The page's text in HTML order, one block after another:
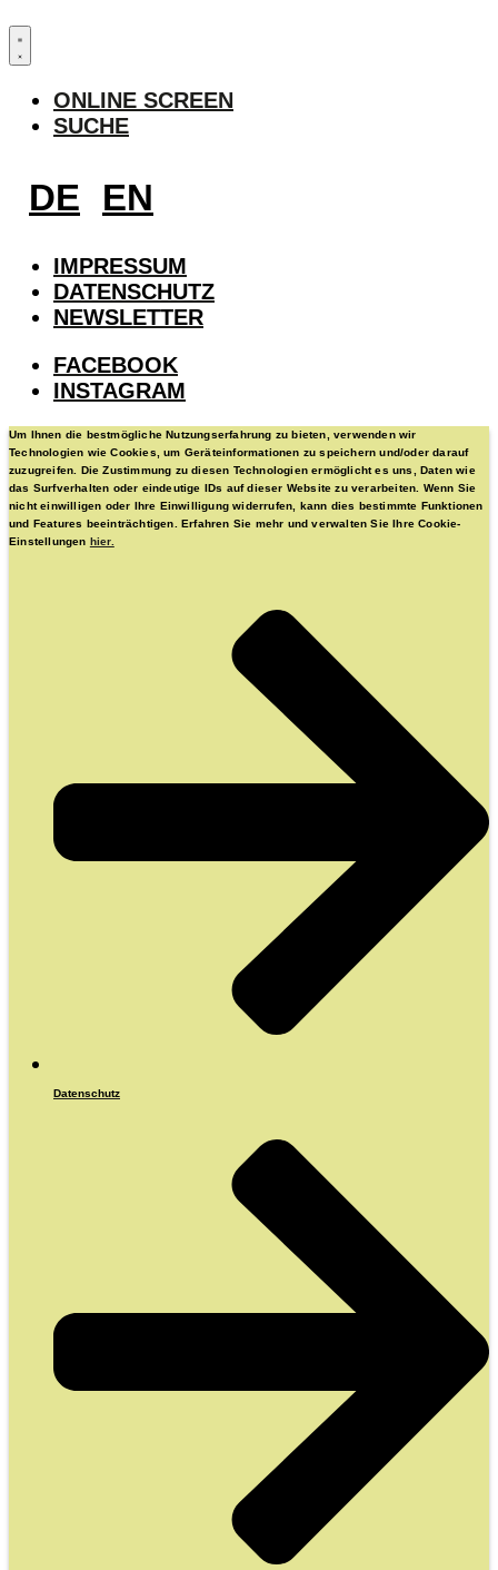
ONLINE SCREEN
SUCHE
DE EN
IMPRESSUM
DATENSCHUTZ
NEWSLETTER
FACEBOOK
INSTAGRAM
Um Ihnen die bestmögliche Nutzungserfahrung zu bieten, verwenden wir
Technologien wie Cookies, um Geräteinformationen zu speichern und/oder darauf
zuzugreifen. Die Zustimmung zu diesen Technologien ermöglicht es uns, Daten wie
das Surfverhalten oder eindeutige IDs auf dieser Website zu verarbeiten. Wenn Sie
nicht einwilligen oder Ihre Einwilligung widerrufen, kann dies bestimmte Funktionen
und Features beeinträchtigen. Erfahren Sie mehr und verwalten Sie Ihre Cookie-
Einstellungen hier.
Datenschutz